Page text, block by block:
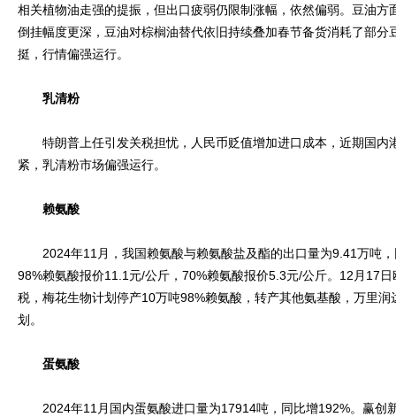
相关植物油走强的提振，但出口疲弱仍限制涨幅，依然偏弱。豆油方
倒挂幅度更深，豆油对棕榈油替代依旧持续叠加春节备货消耗了部分
挺，行情偏强运行。
乳清粉
特朗普上任引发关税担忧，人民币贬值增加进口成本，近期国内
紧，乳清粉市场偏强运行。
赖氨酸
2024年11月，我国赖氨酸与赖氨酸盐及酯的出口量为9.41万吨，
98%赖氨酸报价11.1元/公斤，70%赖氨酸报价5.3元/公斤。12月17
税，梅花生物计划停产10万吨98%赖氨酸，转产其他氨基酸，万里
划。
蛋氨酸
2024年11月国内蛋氨酸进口量为17914吨，同比增192%。赢创